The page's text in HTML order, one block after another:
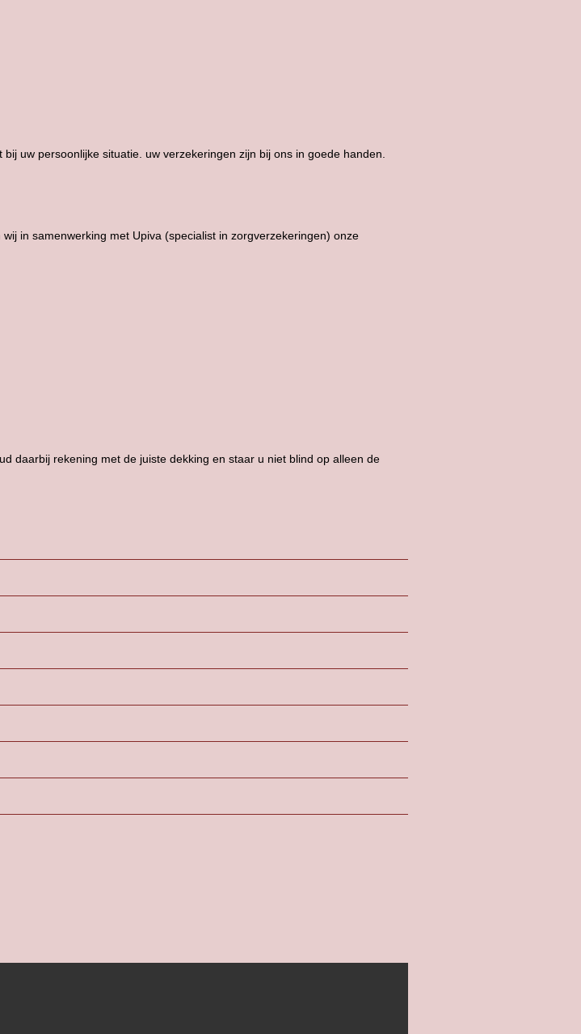
uw persoonlijke situatie. uw verzekeringen zijn bij ons in goede handen.
in samenwerking met Upiva (specialist in zorgverzekeringen) onze
daarbij rekening met de juiste dekking en staar u niet blind op alleen de